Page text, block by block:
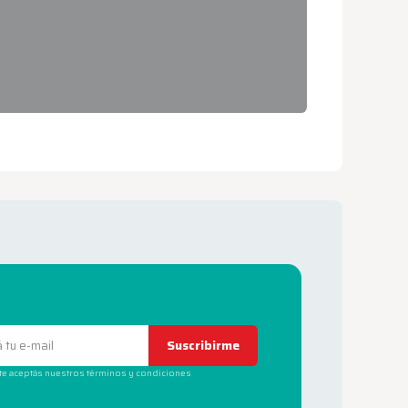
Suscribirme
aceptás nuestros términos y condiciones